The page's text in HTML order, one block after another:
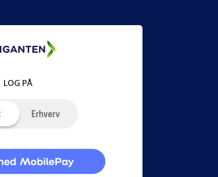
LOG PÅ
Erhverv